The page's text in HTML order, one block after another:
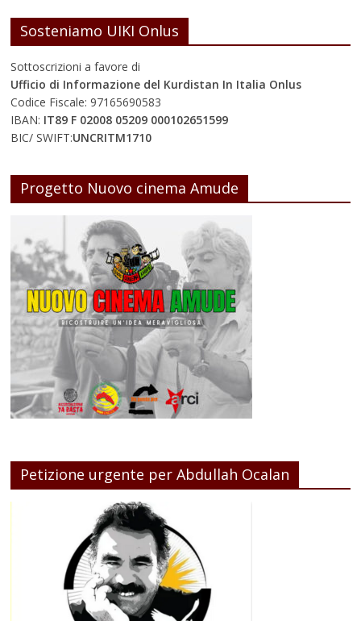
Sosteniamo UIKI Onlus
Sottoscrizioni a favore di
Ufficio di Informazione del Kurdistan In Italia Onlus
Codice Fiscale: 97165690583
IBAN: IT89 F 02008 05209 000102651599
BIC/ SWIFT:UNCRITM1710
Progetto Nuovo cinema Amude
Petizione urgente per Abdullah Ocalan